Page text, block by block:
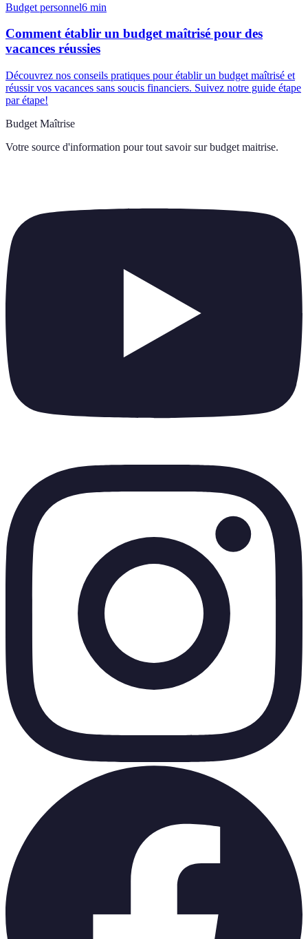
Budget personnel6 min
Comment établir un budget maîtrisé pour des
vacances réussies
Découvrez nos conseils pratiques pour établir un budget maîtrisé et
réussir vos vacances sans soucis financiers. Suivez notre guide étape
par étape!
Budget Maîtrise
Votre source d'information pour tout savoir sur budget maitrise.